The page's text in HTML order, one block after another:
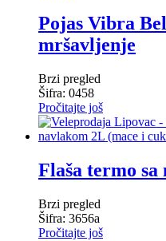
Pojas Vibra
mršavljenje
Brzi pregled
Šifra: 0458
Pročitajte još
Flaša termo
Brzi pregled
Šifra: 3656a
Pročitajte još